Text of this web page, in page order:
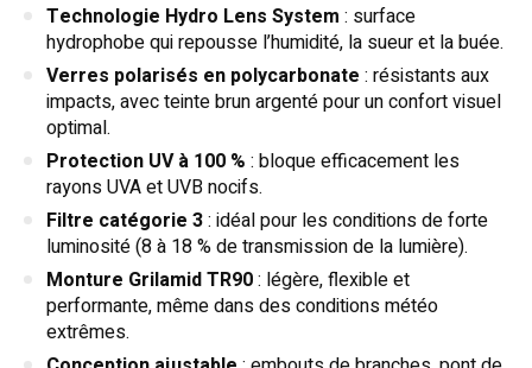
Technologie Hydro Lens System : surface
hydrophobe qui repousse l’humidité, la sueur et la buée.
Verres polarisés en polycarbonate : résistants aux
impacts, avec teinte brun argenté pour un confort visuel
optimal.
Protection UV à 100 % : bloque efficacement les
rayons UVA et UVB nocifs.
Filtre catégorie 3: idéal pour les conditions de forte
luminosité (8 à 18 % de transmission de la lumière).
Monture Grilamid TR90: légère, flexible et
performante, même dans des conditions météo
extrêmes.